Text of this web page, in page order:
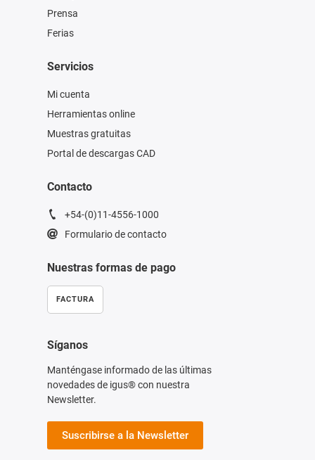
Prensa
Ferias
Servicios
Mi cuenta
Herramientas online
Muestras gratuitas
Portal de descargas CAD
Contacto
+54-(0)11-4556-1000
Formulario de contacto
Nuestras formas de pago
FACTURA
Síganos
Manténgase informado de las últimas
novedades de igus® con nuestra
Newsletter.
Suscribirse a la Newsletter